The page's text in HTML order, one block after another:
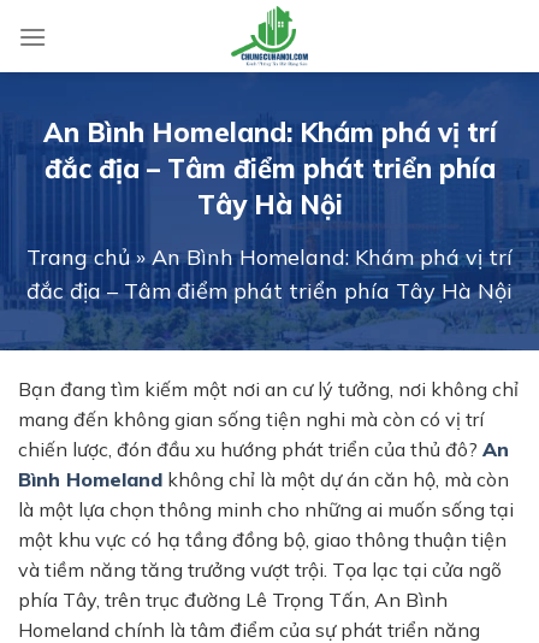
content
An Bình Homeland: Khám phá vị trí
đắc địa – Tâm điểm phát triển phía
Tây Hà Nội
Trang chủ»An Bình Homeland: Khám phá vị trí
đắc địa – Tâm điểm phát triển phía Tây Hà Nội
Bạn đang tìm kiếm một nơi an cư lý tưởng, nơi không chỉ
mang đến không gian sống tiện nghi mà còn có vị trí
chiến lược, đón đầu xu hướng phát triển của thủ đô? An
Bình Homeland không chỉ là một dự án căn hộ, mà còn
là một lựa chọn thông minh cho những ai muốn sống tại
một khu vực có hạ tầng đồng bộ, giao thông thuận tiện
và tiềm năng tăng trưởng vượt trội. Tọa lạc tại cửa ngõ
phía Tây, trên trục đường Lê Trọng Tấn, An Bình
Homeland chính là tâm điểm của sự phát triển năng